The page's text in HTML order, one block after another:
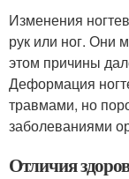
Изменения
рук или ног. Они
этом причины
Деформация
травмами, но
заболеваниями
Отличия